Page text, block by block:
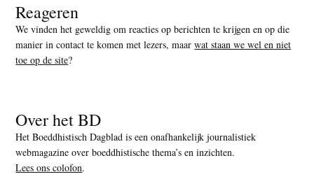
Reageren
We vinden het geweldig om reacties op berichten te krijgen en op die
manier in contact te komen met lezers, maarwat staan we wel en niet
toe op de site?
Over het BD
Het Boeddhistisch Dagblad is een onafhankelijk journalistiek
webmagazine over boeddhistische thema’s en inzichten.
Lees ons colofon.